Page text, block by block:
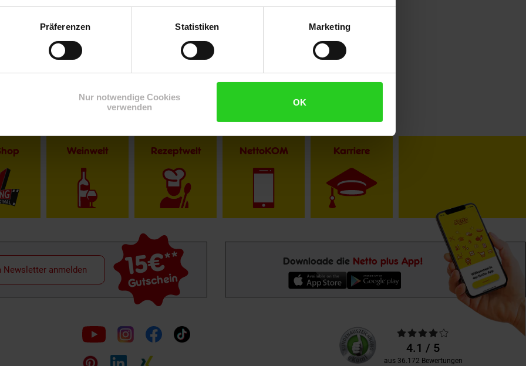
Präferenzen Statistiken Marketing
Nur notwendige Cookies
verwenden
OK
Weinwelt Rezeptwelt NettoKOM Karriere
15€**
Gutschein
Newsletter anmelden
Downloade die Netto plus App!
Folge
uns
auf
Unsere
Kundenbewertungen
Durchschnittliche
Bewertungen4.1 / 5
aus 36.172 Bewertungen